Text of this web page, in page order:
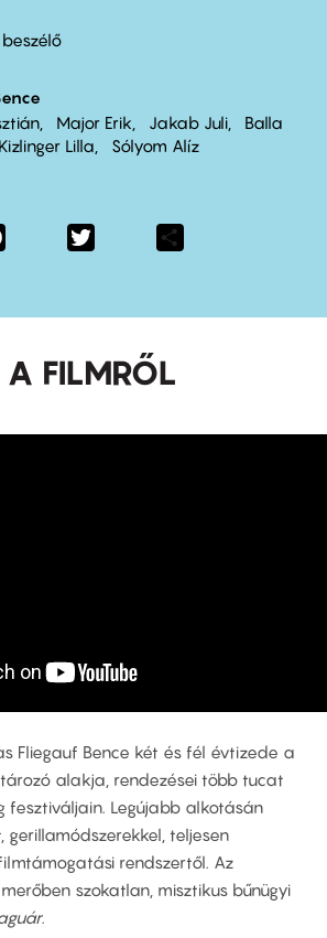
Major Erik Jakab Juli
Balla
Kizlinger Lilla Sólyom Alíz
Facebook
A FILMRŐL
Fliegauf Bence két és fél évtizede a
alakja, rendezései több tucat
Legújabb alkotásán
gerillamódszerekkel, teljesen
rendszertől. Az
szokatlan, misztikus bűnügyi
.